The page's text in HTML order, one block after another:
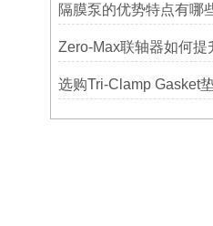
隔膜泵的优势特点有哪